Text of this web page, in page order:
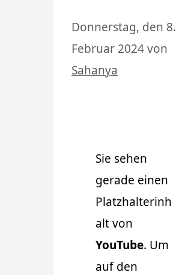
Donnerstag, den 8.
Februar 2024von
Sahanya
Sie sehen
gerade einen
Platzhalterinh
alt von
YouTube. Um
auf den